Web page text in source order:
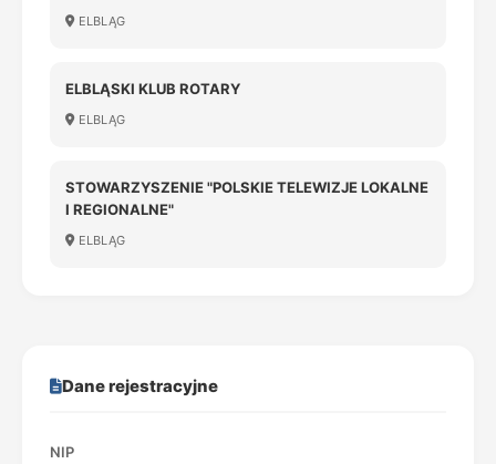
ELBLĄG
ELBLĄSKI KLUB ROTARY
ELBLĄG
STOWARZYSZENIE "POLSKIE TELEWIZJE LOKALNE
I REGIONALNE"
ELBLĄG
Dane rejestracyjne
NIP